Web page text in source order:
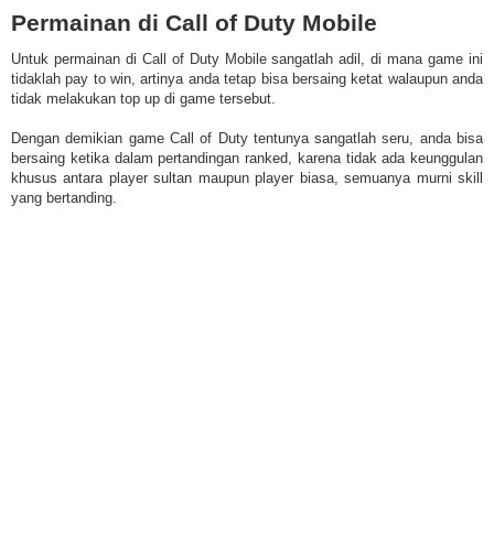
Permainan di Call of Duty Mobile
Untuk permainan di Call of Duty Mobile sangatlah adil, di mana game ini
tidaklah pay to win, artinya anda tetap bisa bersaing ketat walaupun anda
tidak melakukan top up di game tersebut.
Dengan demikian game Call of Duty tentunya sangatlah seru, anda bisa
bersaing ketika dalam pertandingan ranked, karena tidak ada keunggulan
khusus antara player sultan maupun player biasa, semuanya murni skill
yang bertanding.